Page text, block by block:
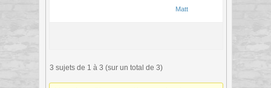
Matt
3 sujets de 1 à 3 (sur un total de 3)